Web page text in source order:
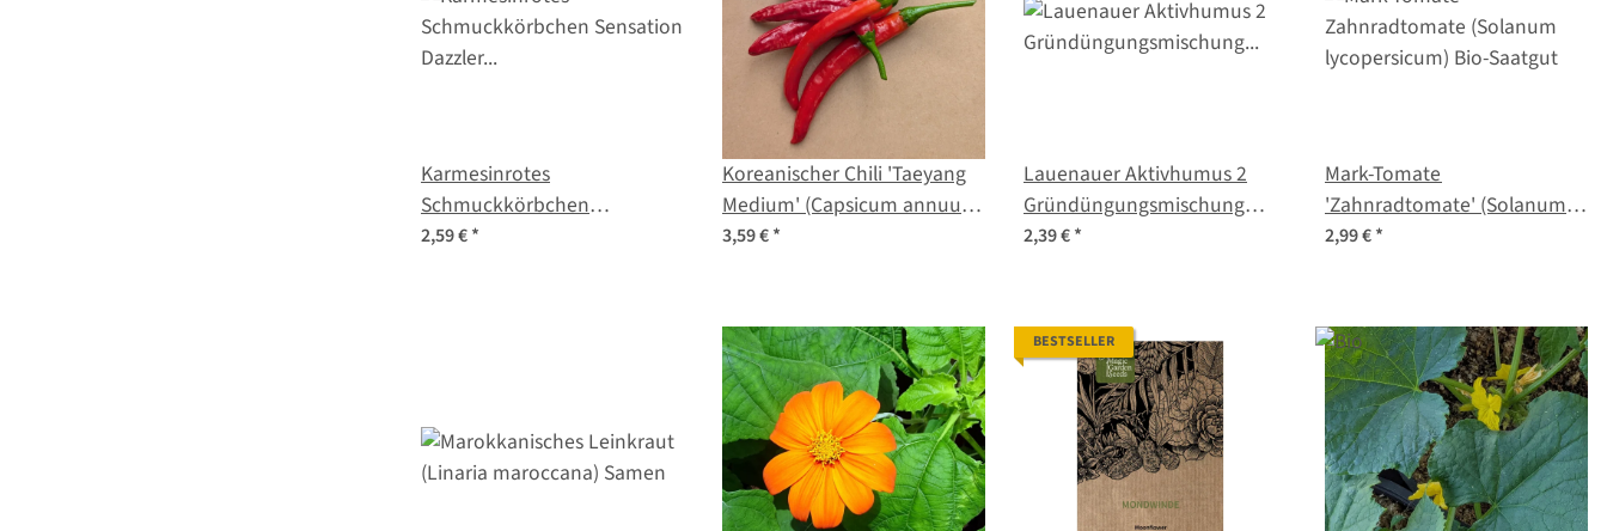
Karmesinrotes
Schmuckkörbchen
'Sensation Dazzler' (Cosmos
2,59 €*
Koreanischer Chili 'Taeyang
Medium' (Capsicum annuum)
Bio-Saatgut
3,59 €*
Lauenauer Aktivhumus 2
Gründüngungsmischung
(diverse Arten und Sorten)
2,39 €*
Mark-Tomate
'Zahnradtomate' (Solanum
lycopersicum) Bio-Saatgut
2,99 €*
BESTSELLER